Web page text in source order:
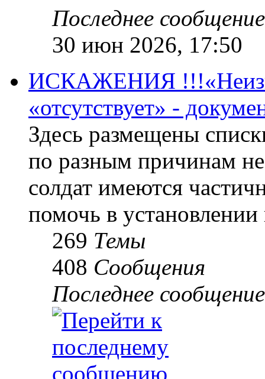
Последнее сообщение
30 июн 2026, 17:50
ИСКАЖЕНИЯ
«отсутствует» -
Здесь размещены
по разным причинам
солдат имеются
помочь в
269 Темы
408 Сообщения
Последнее сообщение